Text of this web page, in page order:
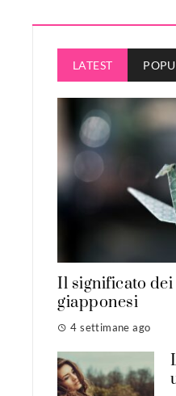
LATEST
Il significato
giapponesi
4 settimane ago